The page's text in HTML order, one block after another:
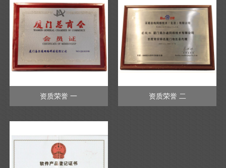
资质荣誉 一 资质荣誉 二